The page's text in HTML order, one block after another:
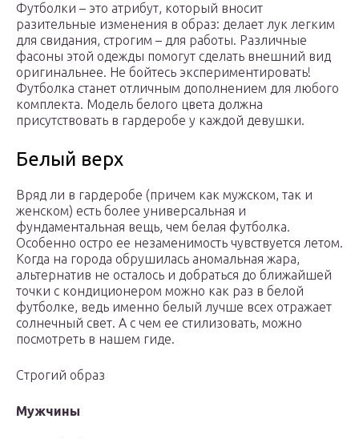
Футболки – это атрибут, который вносит
разительные изменения в образ: делает лук легким
для свидания, строгим – для работы. Различные
фасоны этой одежды помогут сделать внешний вид
оригинальнее. Не бойтесь экспериментировать!
Футболка станет отличным дополнением для любого
комплекта. Модель белого цвета должна
присутствовать в гардеробе у каждой девушки.
Белый верх
Вряд ли в гардеробе (причем как мужском, так и
женском) есть более универсальная и
фундаментальная вещь, чем белая футболка.
Особенно остро ее незаменимость чувствуется летом.
Когда на города обрушилась аномальная жара,
альтернатив не осталось и добраться до ближайшей
точки с кондиционером можно как раз в белой
футболке, ведь именно белый лучше всех отражает
солнечный свет. А с чем ее стилизовать, можно
посмотреть в нашем гиде.
Строгий образ
Мужчины